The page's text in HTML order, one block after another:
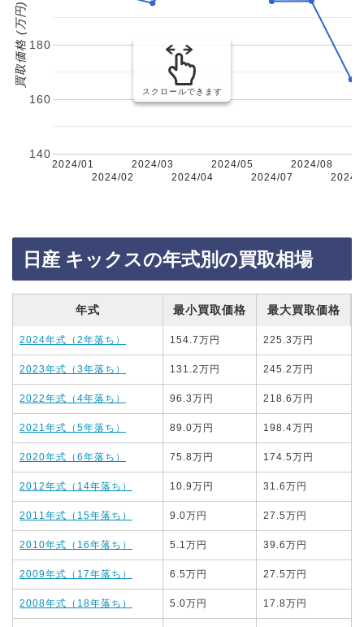
2024/01
2024/02
2024/03
2024/04
2024/05
2024/07
2024/08
2024/
140
160
180
買取価格 (万円)
スクロールできます
日産 キックスの年式別の買取相場
年式 最小買取価格 最大買取価格
2024年式（2年落ち） 154.7万円 225.3万円
2023年式（3年落ち） 131.2万円 245.2万円
2022年式（4年落ち） 96.3万円 218.6万円
2021年式（5年落ち） 89.0万円 198.4万円
2020年式（6年落ち） 75.8万円 174.5万円
2012年式（14年落ち） 10.9万円 31.6万円
2011年式（15年落ち） 9.0万円 27.5万円
2010年式（16年落ち） 5.1万円 39.6万円
2009年式（17年落ち） 6.5万円 27.5万円
2008年式（18年落ち） 5.0万円 17.8万円